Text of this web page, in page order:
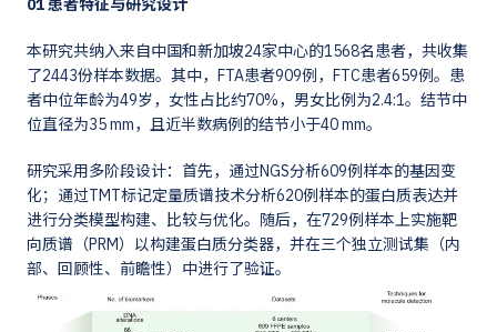
01 患者特征与研究设计
本研究共纳入来自中国和新加坡24家中心的1568名患者，共收集
了2443份样本数据。其中，FTA患者909例，FTC患者659例。患
者中位年龄为49岁，女性占比约70%，男女比例为2.4:1。结节中
位直径为35 mm，且近半数病例的结节小于40 mm。
研究采用多阶段设计：首先，通过NGS分析609例样本的基因变
化；通过TMT标记定量质谱技术分析620例样本的蛋白质表达并
进行分类模型构建、比较与优化。随后，在729例样本上实施靶
向质谱（PRM）以构建蛋白质分类器，并在三个独立测试集（内
部、回顾性、前瞻性）中进行了验证。